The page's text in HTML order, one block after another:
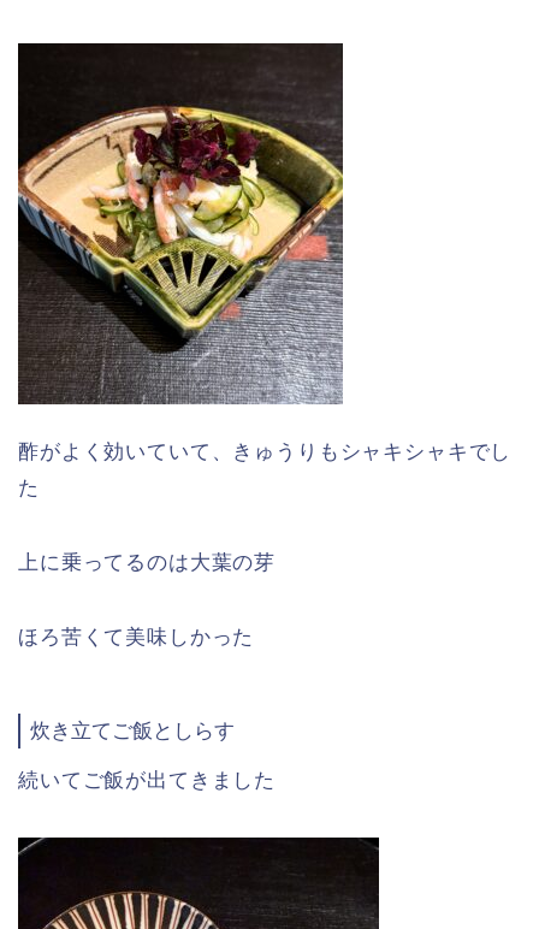
酢がよく効いていて、きゅうりもシャキシャキでし
た
上に乗ってるのは大葉の芽
ほろ苦くて美味しかった
炊き立てご飯としらす
続いてご飯が出てきました